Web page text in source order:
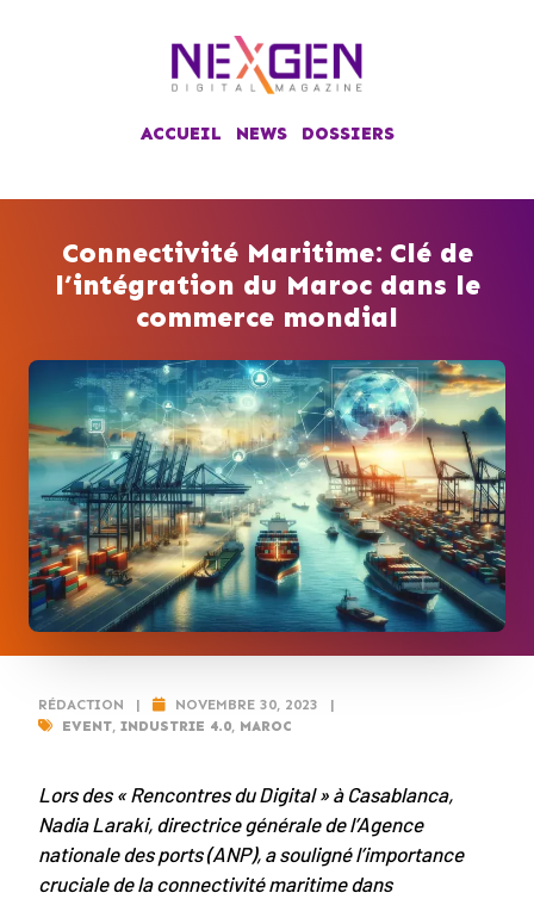
ACCUEIL NEWS DOSSIERS
Connectivité Maritime: Clé de
l’intégration du Maroc dans le
commerce mondial
RÉDACTION | NOVEMBRE 30, 2023
|
EVENT, INDUSTRIE 4.0, MAROC
Lors des « Rencontres du Digital » à Casablanca,
Nadia Laraki, directrice générale de l’Agence
nationale des ports (ANP), a souligné l’importance
cruciale de la connectivité maritime dans